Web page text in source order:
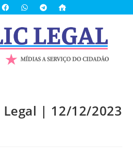
| 12/12/2023